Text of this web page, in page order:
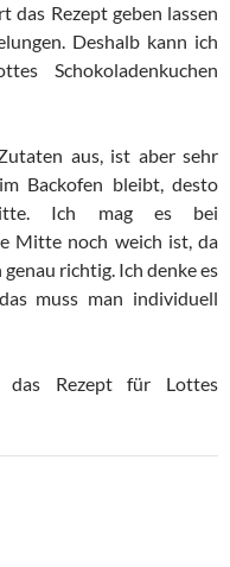
das Rezept geben lassen
Deshalb kann ich
Schokoladenkuchen
aus, ist aber sehr
Backofen bleibt, desto
Ich mag es bei
Mitte noch weich ist, da
richtig. Ich denke es
muss man individuell
Rezept für Lottes